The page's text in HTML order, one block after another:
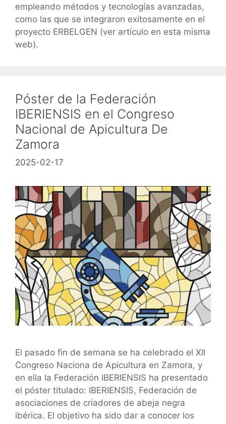
empleando métodos y tecnologías avanzadas,
como las que se integraron exitosamente en el
proyecto ERBELGEN (ver artículo en esta misma
web).
Póster de la Federación
IBERIENSIS en el Congreso
Nacional de Apicultura De
Zamora
2025-02-17
El pasado fin de semana se ha celebrado el XII
Congreso Naciona de Apicultura en Zamora, y
en ella la Federación IBERIENSIS ha presentado
el póster titulado: IBERIENSIS, Federación de
asociaciones de criadores de abeja negra
ibérica. El objetivo ha sido dar a conocer los